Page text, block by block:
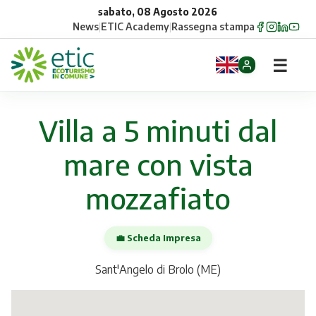
sabato, 08 Agosto 2026
News|ETIC Academy|Rassegna stampa
Opportunità
☰
Villa a 5 minuti dal
mare con vista
mozzafiato
💼 Scheda Impresa
Sant'Angelo di Brolo (ME)